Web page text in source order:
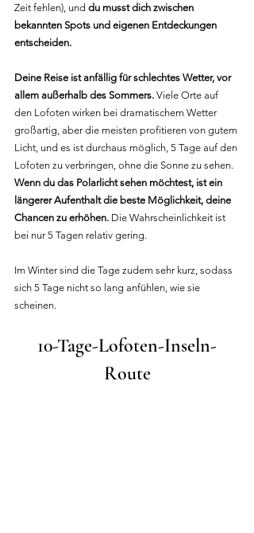
Zeit fehlen), und du musst dich zwischen
bekannten Spots und eigenen Entdeckungen
entscheiden.
Deine Reise ist anfällig für schlechtes Wetter, vor
allem außerhalb des Sommers. Viele Orte auf
den Lofoten wirken bei dramatischem Wetter
großartig, aber die meisten profitieren von gutem
Licht, und es ist durchaus möglich, 5 Tage auf den
Lofoten zu verbringen, ohne die Sonne zu sehen.
Wenn du das Polarlicht sehen möchtest, ist ein
längerer Aufenthalt die beste Möglichkeit, deine
Chancen zu erhöhen. Die Wahrscheinlichkeit ist
bei nur 5 Tagen relativ gering.
Im Winter sind die Tage zudem sehr kurz, sodass
sich 5 Tage nicht so lang anfühlen, wie sie
scheinen.
10-Tage-Lofoten-Inseln-
Route